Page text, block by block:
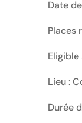
Date
Places
Eligible
Lieu :
Durée